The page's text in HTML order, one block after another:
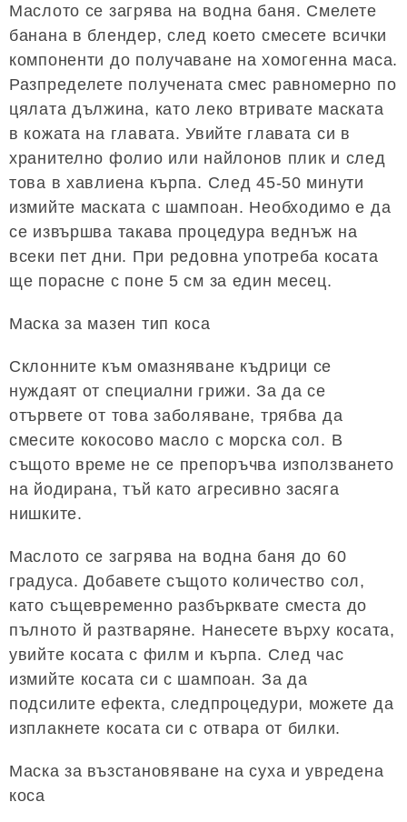
Маслото се загрява на водна баня. Смелете
банана в блендер, след което смесете всички
компоненти до получаване на хомогенна маса.
Разпределете получената смес равномерно по
цялата дължина, като леко втривате маската
в кожата на главата. Увийте главата си в
хранително фолио или найлонов плик и след
това в хавлиена кърпа. След 45-50 минути
измийте маската с шампоан. Необходимо е да
се извършва такава процедура веднъж на
всеки пет дни. При редовна употреба косата
ще порасне с поне 5 см за един месец.
Маска за мазен тип коса
Склонните към омазняване къдрици се
нуждаят от специални грижи. За да се
отървете от това заболяване, трябва да
смесите кокосово масло с морска сол. В
същото време не се препоръчва използването
на йодирана, тъй като агресивно засяга
нишките.
Маслото се загрява на водна баня до 60
градуса. Добавете същото количество сол,
като същевременно разбърквате сместа до
пълното й разтваряне. Нанесете върху косата,
увийте косата с филм и кърпа. След час
измийте косата си с шампоан. За да
подсилите ефекта, следпроцедури, можете да
изплакнете косата си с отвара от билки.
Маска за възстановяване на суха и увредена
коса